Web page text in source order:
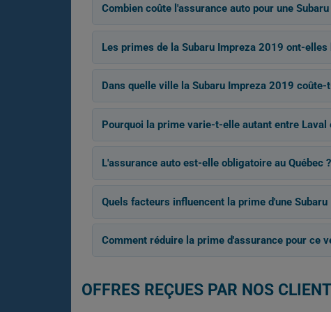
Combien coûte l'assurance auto pour une
Les primes de la Subaru Impreza 2019 ont-
Dans quelle ville la Subaru Impreza 2019
Pourquoi la prime varie-t-elle autant entre Laval
L'assurance auto est-elle obligatoire au Québec ?
Quels facteurs influencent la prime d'une
Comment réduire la prime d'assurance pour ce
OFFRES REÇUES PAR NOS